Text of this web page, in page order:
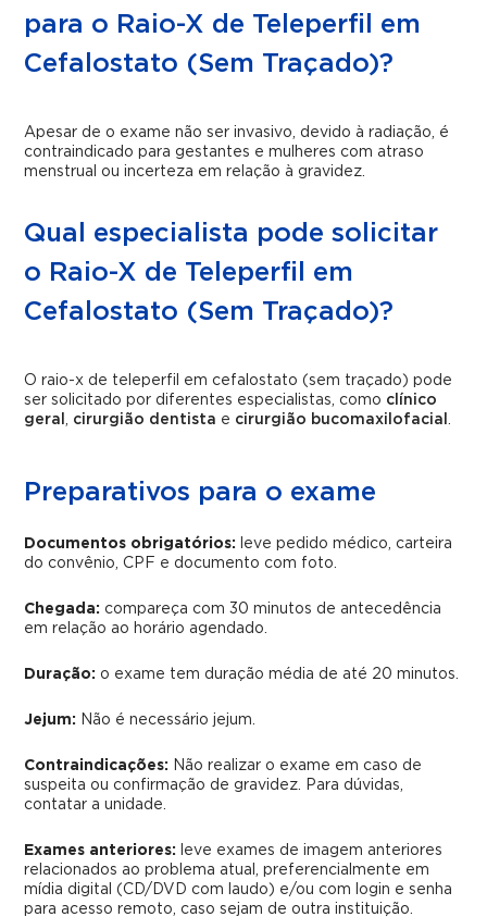
para o Raio-X de Teleperfil em
Cefalostato (Sem Traçado)?
Apesar de o exame não ser invasivo, devido à radiação, é
contraindicado para gestantes e mulheres com atraso
menstrual ou incerteza em relação à gravidez.
Qual especialista pode solicitar
o Raio-X de Teleperfil em
Cefalostato (Sem Traçado)?
O raio-x de teleperfil em cefalostato (sem traçado) pode
ser solicitado por diferentes especialistas, como clínico
geral, cirurgião dentista e cirurgião bucomaxilofacial.
Preparativos para o exame
Documentos obrigatórios:
leve pedido médico, carteira
do convênio, CPF e documento com foto.
Chegada: compareça com 30 minutos de antecedência
em relação ao horário agendado.
Duração: o exame tem duração média de até 20 minutos.
Jejum: Não é necessário jejum.
Contraindicações: Não realizar o exame em caso de
suspeita ou confirmação de gravidez. Para dúvidas,
contatar a unidade.
Exames anteriores:
leve exames de imagem anteriores
relacionados ao problema atual, preferencialmente em
mídia digital (CD/DVD com laudo) e/ou com login e senha
para acesso remoto, caso sejam de outra instituição.